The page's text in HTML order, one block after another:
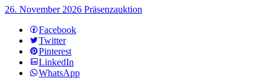
26. November 2026 Präsenzauktion
Facebook
Twitter
Pinterest
LinkedIn
WhatsApp